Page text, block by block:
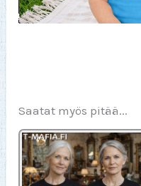
Saatat myös pitää...